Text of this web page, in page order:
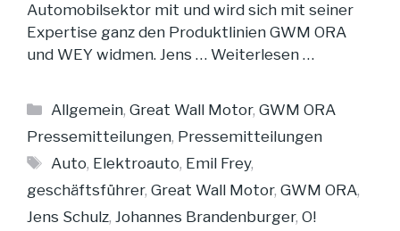
Automobilsektor mit und wird sich mit seiner
Expertise ganz den Produktlinien GWM ORA
und WEY widmen. Jens … Weiterlesen …
Kategorien
Allgemein,Great Wall Motor,GWM ORA
Pressemitteilungen, Pressemitteilungen
Schlagwörter
Auto, Elektroauto, Emil Frey,
geschäftsführer, Great Wall Motor, GWM ORA,
Jens Schulz, Johannes Brandenburger, O!